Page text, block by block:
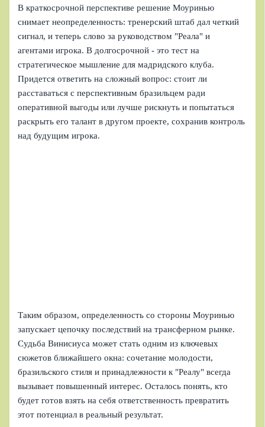
В краткосрочной перспективе решение Моуринью
снимает неопределенность: тренерский штаб дал четкий
сигнал, и теперь слово за руководством "Реала" и
агентами игрока. В долгосрочной - это тест на
стратегическое мышление для мадридского клуба.
Придется ответить на сложный вопрос: стоит ли
расставаться с перспективным бразильцем ради
оперативной выгоды или лучше рискнуть и попытаться
раскрыть его талант в другом проекте, сохранив контроль
над будущим игрока.
Таким образом, определенность со стороны Моуринью
запускает цепочку последствий на трансферном рынке.
Судьба Винисиуса может стать одним из ключевых
сюжетов ближайшего окна: сочетание молодости,
бразильского стиля и принадлежности к "Реалу" всегда
вызывает повышенный интерес. Осталось понять, кто
будет готов взять на себя ответственность превратить
этот потенциал в реальный результат.